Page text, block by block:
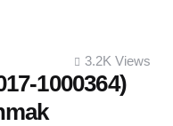
3.2K Views
1000364)